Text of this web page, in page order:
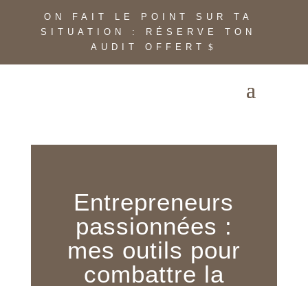
ON FAIT LE POINT SUR TA
SITUATION : RÉSERVE TON
AUDIT OFFERT
Entrepreneurs
passionnées :
mes outils pour
combattre la